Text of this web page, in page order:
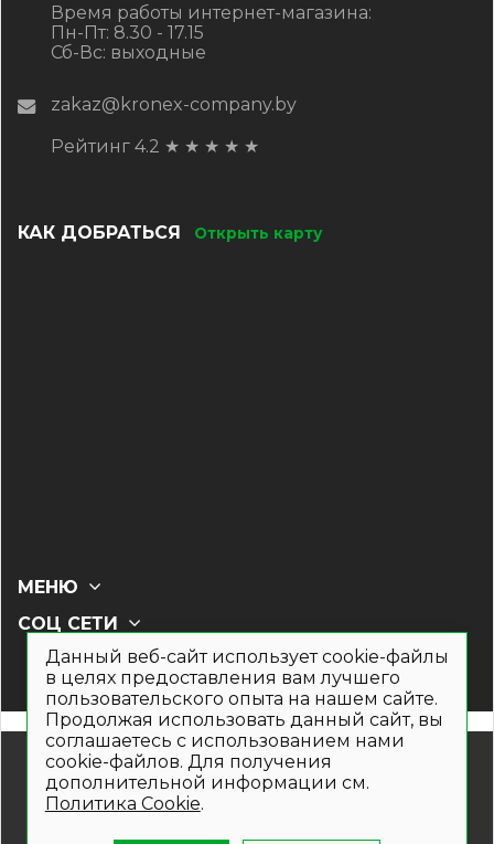
Время работы интернет-магазина:
Пн-Пт: 8.30 - 17.15
Сб-Вс: выходные
zakaz@kronex-company.by
Рейтинг 4.2 ★ ★ ★ ★ ★
КАК ДОБРАТЬСЯ Открыть карту
СОЦ СЕТИ
МЕНЮ
© 2019- 2026. Общество с ограниченной ответственностью
«Кронекс»
Информация на сайте носит рекламно-информационный
характер и не является публичной офертой. Для получения
подробной информации о наличии и стоимости указанных
Данный веб-сайт использует cookie-файлы
в целях предоставления вам лучшего
пользовательского опыта на нашем сайте.
Продолжая использовать данный сайт, вы
соглашаетесь с использованием нами
cookie-файлов. Для получения
дополнительной информации см.
Политика Cookie.